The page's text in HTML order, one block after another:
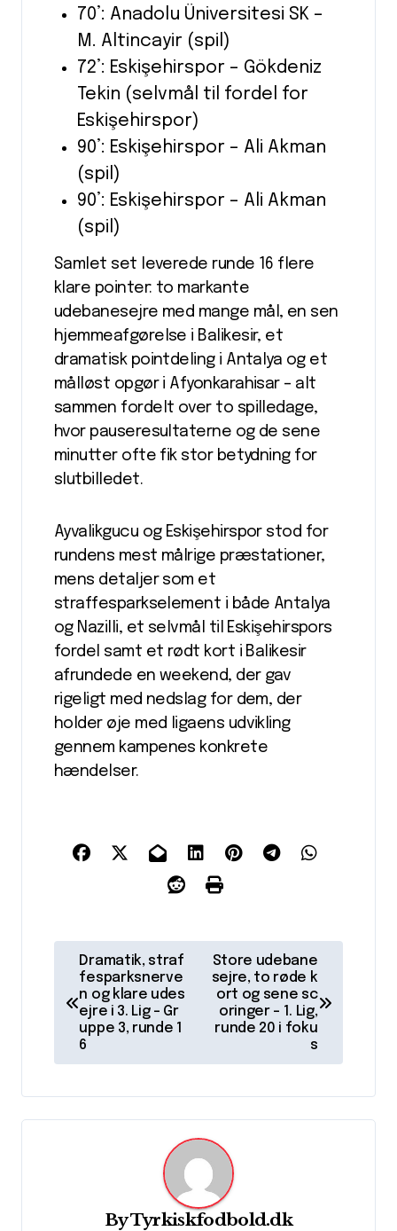
70’: Anadolu Üniversitesi SK –
M. Altincayir (spil)
72’: Eskişehirspor – Gökdeniz
Tekin (selvmål til fordel for
Eskişehirspor)
90’: Eskişehirspor – Ali Akman
(spil)
90’: Eskişehirspor – Ali Akman
(spil)
Samlet set leverede runde 16 flere
klare pointer: to markante
udebanesejre med mange mål, en sen
hjemmeafgørelse i Balikesir, et
dramatisk pointdeling i Antalya og et
målløst opgør i Afyonkarahisar – alt
sammen fordelt over to spilledage,
hvor pauseresultaterne og de sene
minutter ofte fik stor betydning for
slutbilledet.
Ayvalikgucu og Eskişehirspor stod for
rundens mest målrige præstationer,
mens detaljer som et
straffesparkselement i både Antalya
og Nazilli, et selvmål til Eskişehirspors
fordel samt et rødt kort i Balikesir
afrundede en weekend, der gav
rigeligt med nedslag for dem, der
holder øje med ligaens udvikling
gennem kampenes konkrete
hændelser.
d
æ
g
s
Dramatik, straf
fesparksnerve
n og klare udes
ejre i 3. Lig – Gr
uppe 3, runde 1
6
Store udebane
sejre, to røde k
ort og sene sc
oringer – 1. Lig,
runde 20 i foku
s
ByTyrkiskfodbold.dk